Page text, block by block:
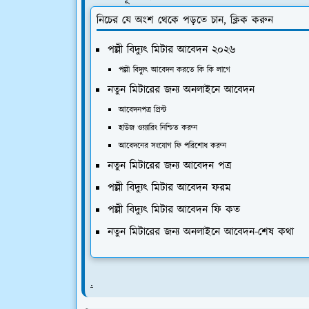
নিচের যে অংশ থেকে পড়তে চান, ক্লিক করুন
পল্লী বিদ্যুৎ মিটার আবেদন ২০২৬
পল্লী বিদ্যুৎ আবেদন করতে কি কি লাগে
নতুন মিটারের জন্য অনলাইনে আবেদন
আবেদনপত্র প্রিন্ট
হাউজ ওয়্যারিং নিশ্চিত করুন
আবেদনের সংযোগ ফি পরিশোধ করুন
নতুন মিটারের জন্য আবেদন পত্র
পল্লী বিদ্যুৎ মিটার আবেদন ফরম
পল্লী বিদ্যুৎ মিটার আবেদন ফি কত
নতুন মিটারের জন্য অনলাইনে আবেদন-শেষ কথা
.